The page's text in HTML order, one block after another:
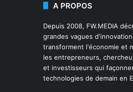
A PROPOS
Depuis 2008, FW.MEDIA
grandes vagues
transforment l'économie et
les entrepreneurs,
et investisseurs qui
technologies de demain en